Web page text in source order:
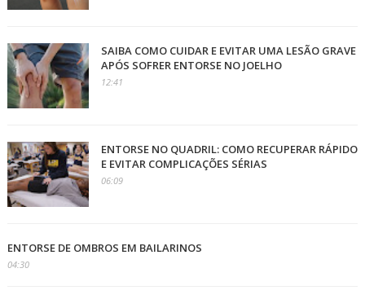
SAIBA COMO CUIDAR E EVITAR UMA LESÃO GRAVE
APÓS SOFRER ENTORSE NO JOELHO
12:41
ENTORSE NO QUADRIL: COMO RECUPERAR RÁPIDO
E EVITAR COMPLICAÇÕES SÉRIAS
06:09
ENTORSE DE OMBROS EM BAILARINOS
04:30